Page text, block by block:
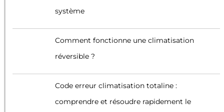
système
Comment fonctionne une climatisation
réversible ?
Code erreur climatisation totaline :
comprendre et résoudre rapidement le